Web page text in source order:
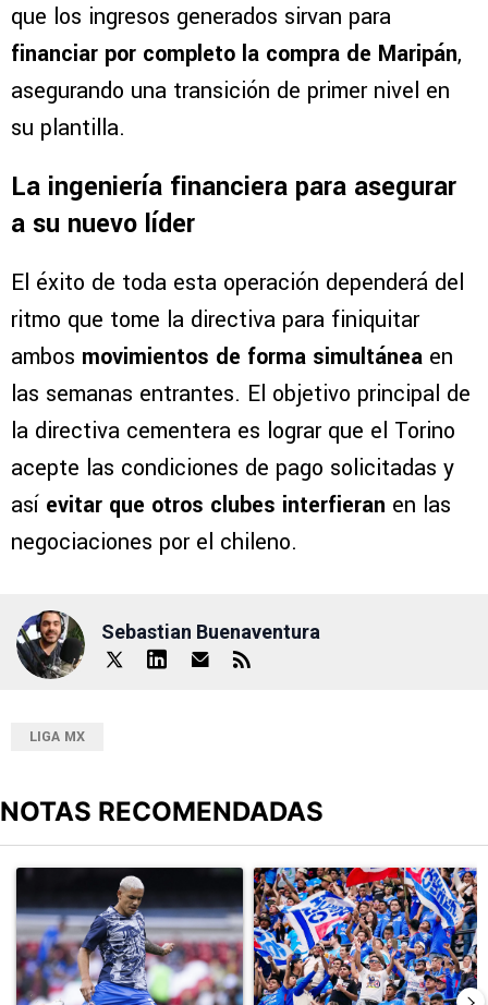
que los ingresos generados sirvan para
financiar por completo la compra de Maripán,
asegurando una transición de primer nivel en
su plantilla.
La ingeniería financiera para asegurar
a su nuevo líder
El éxito de toda esta operación dependerá del
ritmo que tome la directiva para finiquitar
ambos movimientos de forma simultánea en
las semanas entrantes. El objetivo principal de
la directiva cementera es lograr que el Torino
acepte las condiciones de pago solicitadas y
así evitar que otros clubes interfieran en las
negociaciones por el chileno.
Sebastian Buenaventura
LIGA MX
NOTAS RECOMENDADAS
Un artículo de tendencia con el título "Revelan un detalle clave
Un artículo de tendencia con el